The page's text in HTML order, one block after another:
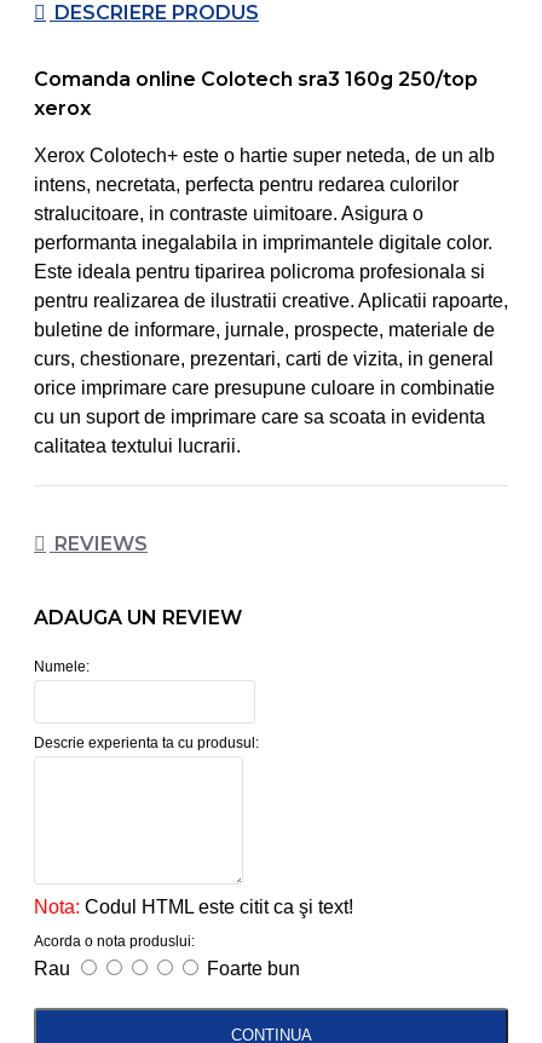
DESCRIERE PRODUS
Comanda online Colotech sra3 160g 250/top
xerox
Xerox Colotech+ este o hartie super neteda, de un alb
intens, necretata, perfecta pentru redarea culorilor
stralucitoare, in contraste uimitoare. Asigura o
performanta inegalabila in imprimantele digitale color.
Este ideala pentru tiparirea policroma profesionala si
pentru realizarea de ilustratii creative. Aplicatii rapoarte,
buletine de informare, jurnale, prospecte, materiale de
curs, chestionare, prezentari, carti de vizita, in general
orice imprimare care presupune culoare in combinatie
cu un suport de imprimare care sa scoata in evidenta
calitatea textului lucrarii.
REVIEWS
ADAUGA UN REVIEW
Numele:
Descrie experienta ta cu produsul:
Nota: Codul HTML este citit ca şi text!
Acorda o nota produslui:
Rau Foarte bun
CONTINUA